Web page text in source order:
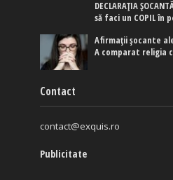
DECLARAȚIA
să faci un COPIL în
Afirmaţii şocante
A comparat religia
Contact
contact@exquis.ro
Publicitate